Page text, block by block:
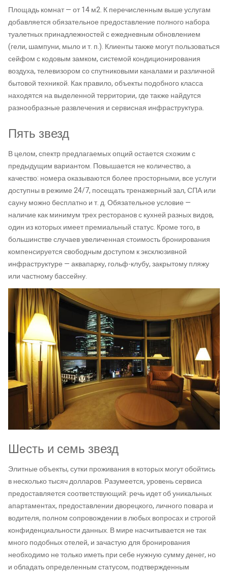
Площадь комнат — от 14 м2. К перечисленным выше услугам
добавляется обязательное предоставление полного набора
туалетных принадлежностей с ежедневным обновлением
(гели, шампуни, мыло и т. п.). Клиенты также могут пользоваться
сейфом с кодовым замком, системой кондиционирования
воздуха, телевизором со спутниковыми каналами и различной
бытовой техникой. Как правило, объекты подобного класса
находятся на выделенной территории, где также найдутся
разнообразные развлечения и сервисная инфраструктура.
Пять звезд
В целом, спектр предлагаемых опций остается схожим с
предыдущим вариантом. Повышается не количество, а
качество: номера оказываются более просторными, все услуги
доступны в режиме 24/7, посещать тренажерный зал, СПА или
сауну можно бесплатно и т. д. Обязательное условие —
наличие как минимум трех ресторанов с кухней разных видов,
один из которых имеет премиальный статус. Кроме того, в
большинстве случаев увеличенная стоимость бронирования
компенсируется свободным доступом к эксклюзивной
инфраструктуре — аквапарку, гольф-клубу, закрытому пляжу
или частному бассейну.
Шесть и семь звезд
Элитные объекты, сутки проживания в которых могут обойтись
в несколько тысяч долларов. Разумеется, уровень сервиса
предоставляется соответствующий: речь идет об уникальных
апартаментах, предоставлении дворецкого, личного повара и
водителя, полном сопровождении в любых вопросах и строгой
конфиденциальности данных. В мире насчитывается не так
много подобных отелей, и зачастую для бронирования
необходимо не только иметь при себе нужную сумму денег, но
и обладать определенным статусом, подтвержденным